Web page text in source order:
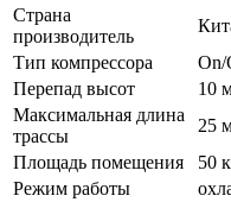
Страна
производитель
Тип компрессора
Перепад высот
10
Максимальная длина
трассы
25
Площадь помещения
50
Режим работы